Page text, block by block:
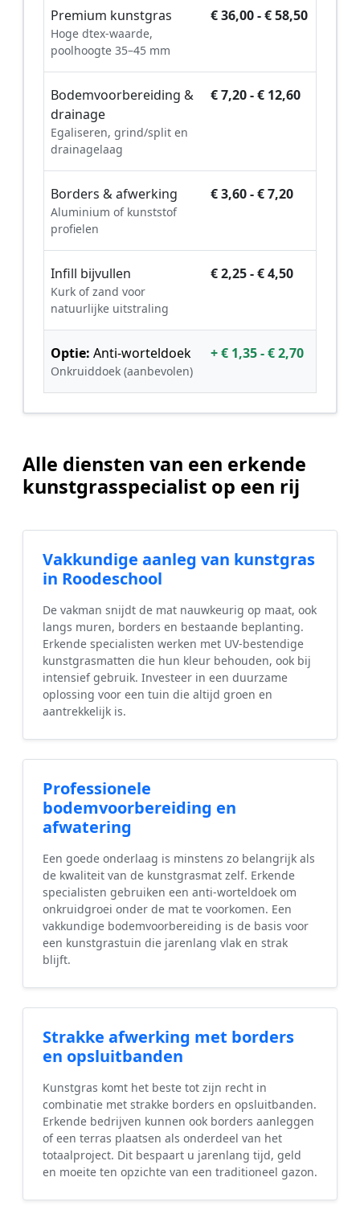
Premium kunstgras
Hoge dtex-waarde,
poolhoogte 35–45 mm
€ 36,00 - € 58,50
Bodemvoorbereiding &
drainage
Egaliseren, grind/split en
drainagelaag
€ 7,20 - € 12,60
Borders & afwerking
Aluminium of kunststof
profielen
€ 3,60 - € 7,20
Infill bijvullen
Kurk of zand voor
natuurlijke uitstraling
€ 2,25 - € 4,50
Optie: Anti-worteldoek
Onkruiddoek (aanbevolen)
+ € 1,35 - € 2,70
Alle diensten van een erkende
kunstgrasspecialist op een rij
Vakkundige aanleg van kunstgras
in Roodeschool
De vakman snijdt de mat nauwkeurig op maat, ook
langs muren, borders en bestaande beplanting.
Erkende specialisten werken met UV-bestendige
kunstgrasmatten die hun kleur behouden, ook bij
intensief gebruik. Investeer in een duurzame
oplossing voor een tuin die altijd groen en
aantrekkelijk is.
Professionele
bodemvoorbereiding en
afwatering
Een goede onderlaag is minstens zo belangrijk als
de kwaliteit van de kunstgrasmat zelf. Erkende
specialisten gebruiken een anti-worteldoek om
onkruidgroei onder de mat te voorkomen. Een
vakkundige bodemvoorbereiding is de basis voor
een kunstgrastuin die jarenlang vlak en strak
blijft.
Strakke afwerking met borders
en opsluitbanden
Kunstgras komt het beste tot zijn recht in
combinatie met strakke borders en opsluitbanden.
Erkende bedrijven kunnen ook borders aanleggen
of een terras plaatsen als onderdeel van het
totaalproject. Dit bespaart u jarenlang tijd, geld
en moeite ten opzichte van een traditioneel gazon.